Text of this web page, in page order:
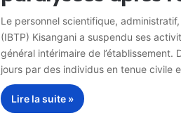
Le personnel scientifique,
(IBTP) Kisangani a suspendu ses
général intérimaire de
jours par des individus en tenue civile
Lire la suite »